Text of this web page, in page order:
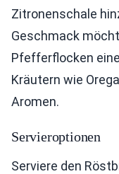
Zitronenschale
Geschmack
Pfefferflocken
Kräutern wie
Aromen.
Servieroptionen
Serviere den